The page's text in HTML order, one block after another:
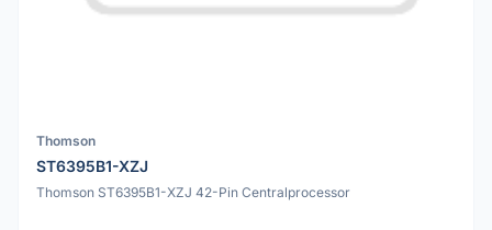
Thomson
ST6395B1-XZJ
Thomson ST6395B1-XZJ 42-Pin Centralprocessor